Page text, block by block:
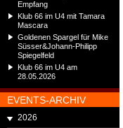
Empfang
Klub 66 im U4 mit Tamara
Mascara
Goldenen Spargel für Mike
Süsser&Johann-Philipp
Spiegelfeld
Klub 66 im U4 am
28.05.2026
EVENTS-ARCHIV
2026